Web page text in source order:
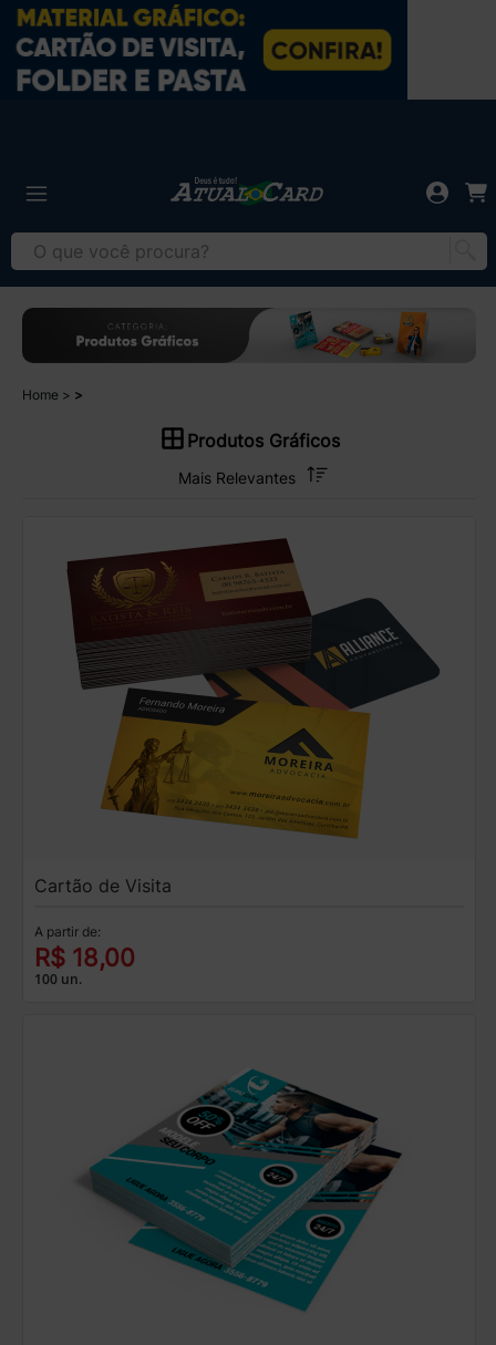
Home
Produtos Gráficos
Cartão de Visita
A partir de:
R$ 18,00
100 un.